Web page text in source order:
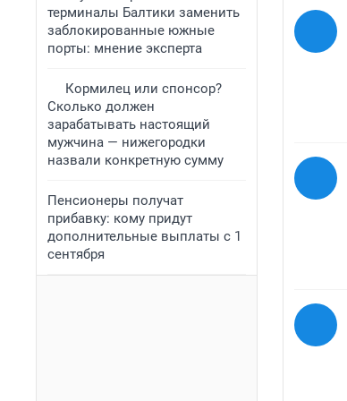
терминалы Балтики заменить
заблокированные южные
порты: мнение эксперта
Кормилец или спонсор?
Сколько должен
зарабатывать настоящий
мужчина — нижегородки
назвали конкретную сумму
Пенсионеры получат
прибавку: кому придут
дополнительные выплаты с 1
сентября